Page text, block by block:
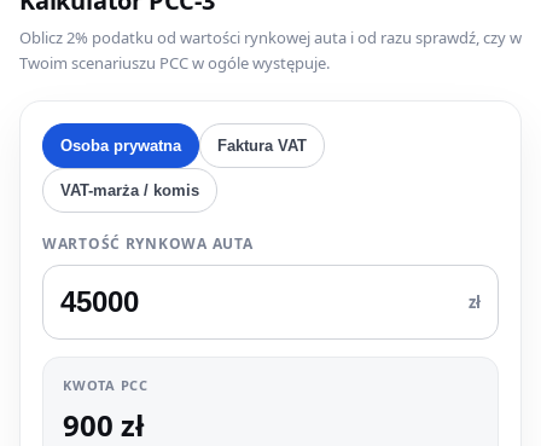
Oblicz 2% podatku od wartości rynkowej auta i od razu sprawdź, czy w
Twoim scenariuszu PCC w ogóle występuje.
Osoba prywatna Faktura VAT
VAT-marża / komis
WARTOŚĆ RYNKOWA AUTA
zł
KWOTA PCC
900 zł